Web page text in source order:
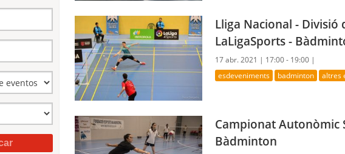
Lliga Nacional - Divisió
LaLigaSports -
17 abr. 2021 | 17:00 - 19:00 |
esdeveniments badminton altres
Campionat Autonòmic
Bàdminton